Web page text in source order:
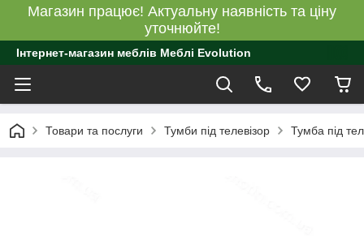
Магазин працює! Актуальну наявність та ціну
уточнюйте!
Інтернет-магазин меблів Меблі Evolution
Товари та послуги Тумби під телевізор Тумба під